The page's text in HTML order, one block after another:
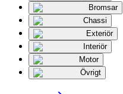
Bromsar
Chassi
Exteriör
Interiör
Motor
Övrigt